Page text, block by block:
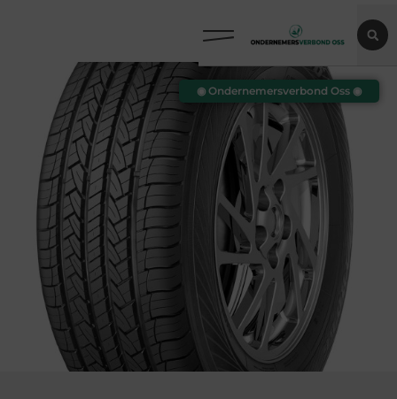
◉ Ondernemersverbond Oss ◉